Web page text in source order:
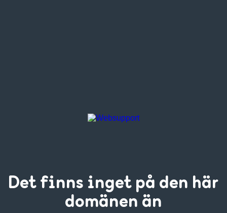
Det finns inget på den här
domänen än